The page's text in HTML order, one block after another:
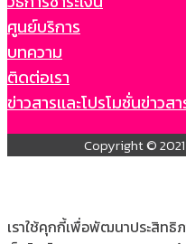
ศูนย์บริการ
บทความ
ติดต่อเรา
ข่าวสารเเละโปรโมชั่นข่าวส
Copyright ©
เราใช้คุกกี้เพื่อพัฒนาประสิทธิ